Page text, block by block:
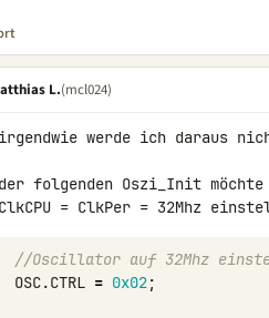
L.(mcl024)
irgendwie werde ich daraus
folgenden Oszi_Init möchte
//Oscillator auf 32Mhz
OSC.CTRL = 0x02;